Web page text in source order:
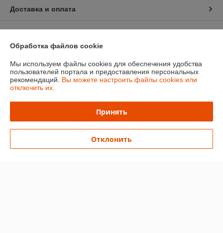
Доставка и оплата
График работы
Политика обработки cookies
Сайт создан на платформе Deal.by
Индивидуальный предприниматель:Ип Грудько Наталья Викторовна
Обработка файлов cookie
Мы используем файлы cookies для обеспечения удобства
пользователей портала и предоставления персональных
рекомендаций. Вы можете настроить файлы cookies или
отключить их.
Принять
Отклонить